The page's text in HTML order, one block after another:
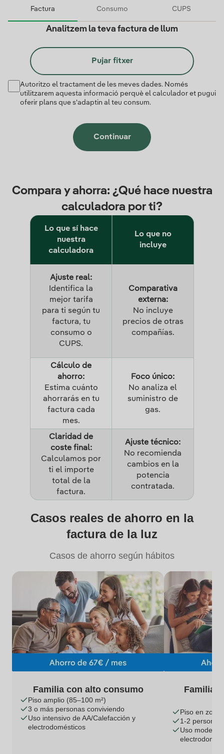
Factura Consumo CUPS
Analitzem la teva factura de llum
Pujar fitxer
Autoritzo el tractament de les meves dades. Només
utilitzarem aquesta informació perquè el calculador et pugui
oferir plans que s'adaptin al teu consum.
Continuar
Compara y ahorra: ¿Qué hace nuestra
calculadora por ti?
Lo que sí hace
nuestra
calculadora
Lo que no
incluye
Ajuste real:
Identifica la
mejor tarifa
para ti según tu
factura, tu
consumo o
CUPS.
Comparativa
externa:
No incluye
precios de otras
compañías.
Cálculo de
ahorro:
Estima cuánto
ahorrarás en tu
factura cada
mes.
Foco único:
No analiza el
suministro de
gas.
Claridad de
coste final:
Calculamos por
ti el importe
total de la
factura.
Ajuste técnico:
No recomienda
cambios en la
potencia
contratada.
Casos reales de ahorro en la
factura de la luz
Casos de ahorro según hábitos
Familia con alto consumo
Piso amplio (85–100 m²)
3 o más personas conviviendo
Uso intensivo de AA/Calefacción y
electrodomésticos
Familia
Piso en zona
1-2
Uso